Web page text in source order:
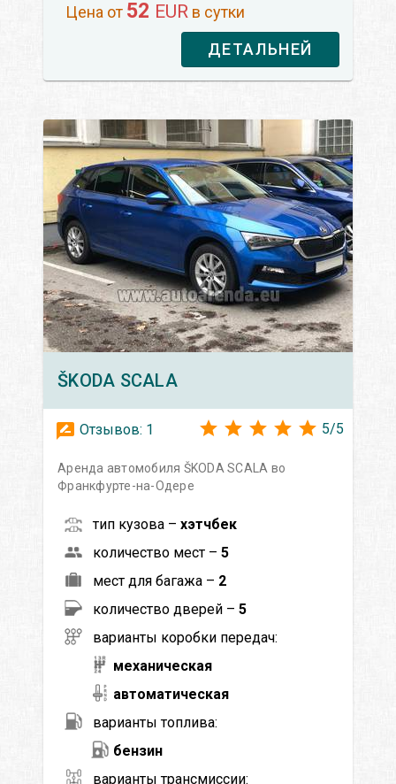
Цена от 52 EUR в сутки
ДЕТАЛЬНЕЙ
ŠKODA SCALA
Отзывов: 1 5/5
Аренда автомобиля ŠKODA SCALA во
Франкфурте-на-Одере
тип кузова – хэтчбек
количество мест – 5
мест для багажа – 2
количество дверей – 5
варианты коробки передач:
механическая
автоматическая
варианты топлива:
бензин
варианты трансмиссии: